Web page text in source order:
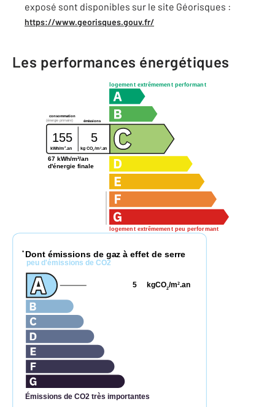
exposé sont disponibles sur le site Géorisques :
https://www.georisques.gouv.fr/
Les performances énergétiques
logement extrêmement performant
logement extrêmement peu performant
consommation
émissions
(énergie primaire)
155 5
kWh/m 2 .an kg CO2/m2.an
67 kWh/m²/an
d'énergie finale
* Dont émissions de gaz à effet de serre
peu d'émissions de CO2
Émissions de CO2 très importantes
kgCO2/m2.an
5